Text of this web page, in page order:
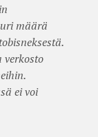
määrä
ei voi